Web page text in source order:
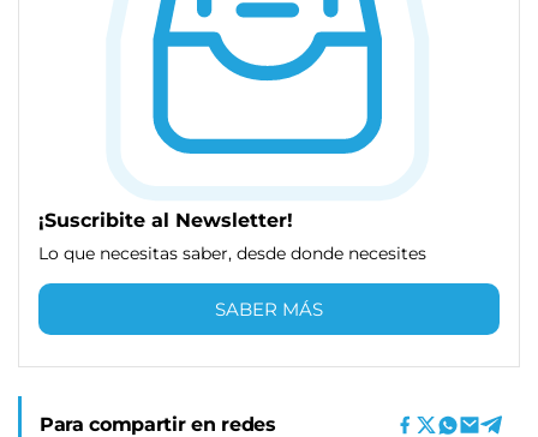
¡Suscribite al Newsletter!
Lo que necesitas saber, desde donde necesites
SABER MÁS
Para compartir en redes